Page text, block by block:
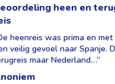
heenreis was prima en met
veilig gevoel naar Spanje.
maar Nederland…“
heen en